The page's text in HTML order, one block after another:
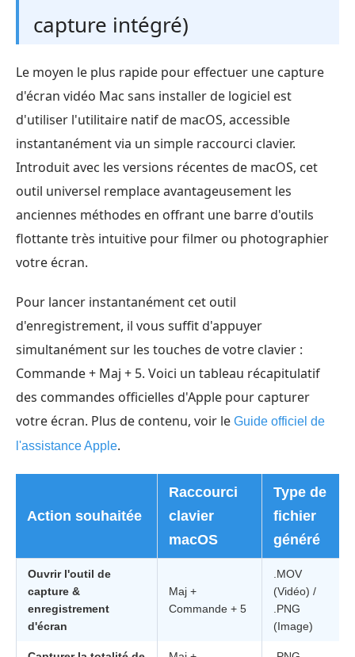
capture intégré)
Le moyen le plus rapide pour effectuer une capture
d'écran vidéo Mac sans installer de logiciel est
d'utiliser l'utilitaire natif de macOS, accessible
instantanément via un simple raccourci clavier.
Introduit avec les versions récentes de macOS, cet
outil universel remplace avantageusement les
anciennes méthodes en offrant une barre d'outils
flottante très intuitive pour filmer ou photographier
votre écran.
Pour lancer instantanément cet outil
d'enregistrement, il vous suffit d'appuyer
simultanément sur les touches de votre clavier :
Commande + Maj + 5. Voici un tableau récapitulatif
des commandes officielles d'Apple pour capturer
votre écran. Plus de contenu, voir le Guide officiel de
l'assistance Apple.
Action souhaitée
Raccourci
clavier
macOS
Type de
fichier
généré
Ouvrir l'outil de
capture &
enregistrement
d'écran
Maj +
Commande + 5
.MOV
(Vidéo) /
.PNG
(Image)